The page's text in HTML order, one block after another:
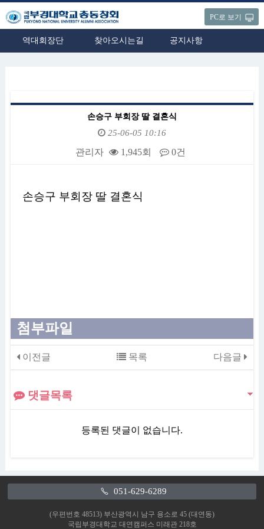
PC로 보기
역대회장단 찾아오시는길 공지사항
손승구 부회장 딸 결혼식
25-06-05 10:16
관리자 1,945회 0건
손승구 부회장 딸 결혼식
첨부파일
이전글 다음글
목록
댓글목록
등록된 댓글이 없습니다.
051-629-6289
(우편번호 48513) 부산광역시 남구 용소로 45 (대연동)
국립부경대학교 대연캠퍼스 미래관 218호